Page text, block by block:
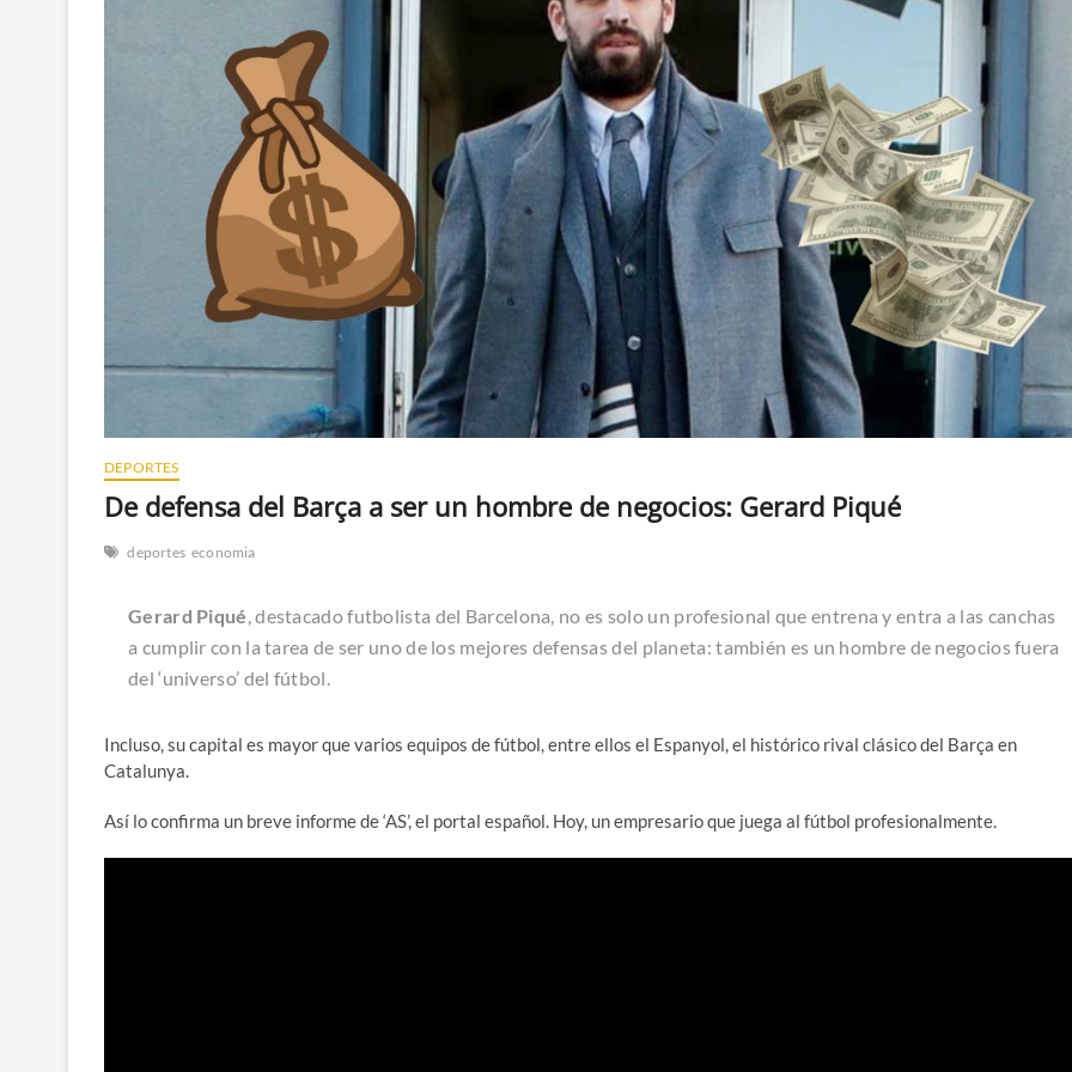
DEPORTES
De defensa del Barça a ser un hombre de negocios: Gerard Piqué
deportes economia
Gerard Piqué , destacado futbolista del Barcelona, no es solo un profesional que entrena y entra a las canchas
a cumplir con la tarea de ser uno de los mejores defensas del planeta: también es un hombre de negocios fuera
del ‘universo’ del fútbol.
Incluso, su capital es mayor que varios equipos de fútbol, entre ellos el Espanyol, el histórico rival clásico del Barça en
Catalunya.
Así lo confirma un breve informe de ‘AS’, el portal español. Hoy, un empresario que juega al fútbol profesionalmente.